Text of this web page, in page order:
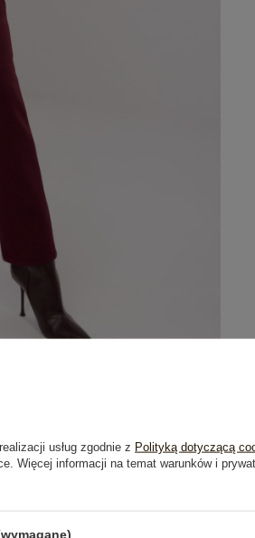
Opinie o produkcie(0)
usług zgodnie z Polityką dotyczącą
Więcej informacji na temat warunków i